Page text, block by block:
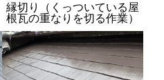
縁切り（くっついている屋
根瓦の重なりを切る作業）